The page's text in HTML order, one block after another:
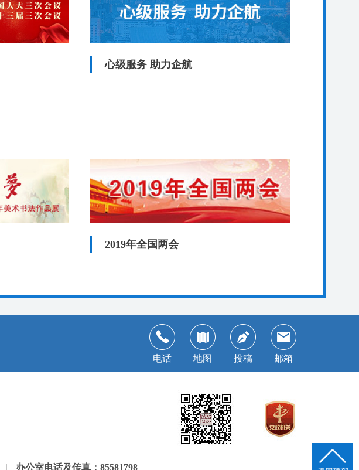
心级服务 助力企航
2019年全国两会
电话
地图 投稿 邮箱
| 办公室电话及传真：85581798